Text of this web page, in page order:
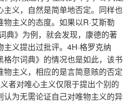
义，自然是简单地否定。同样也
主义的态度。如果以R·艾斯勒
典》为例，就会发现，康德的著
义提出过批评。4H·格罗克纳
格尔词典》的情况也是如此，该书
主义，相应的是言简意赅的否定
者对唯心主义仅限于提出个别的
认为无需论证自己对唯物主义的异